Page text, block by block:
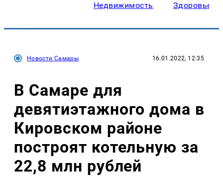
Недвижимость Здоровье
Новости Самары 16.01.2022, 12:35
В Самаре для
девятиэтажного дома в
Кировском районе
построят котельную за
22,8 млн рублей